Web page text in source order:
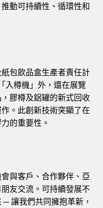
動可持續性、循環性和
包飲品盒生產者責任計
入樽機」外，還在展覽
膠樽及鋁罐的新式回收
。此創新技術突顯了在
的重要性。
與客戶、合作夥伴、亞
友交流。可持續發展不
讓我們共同擁抱革新，